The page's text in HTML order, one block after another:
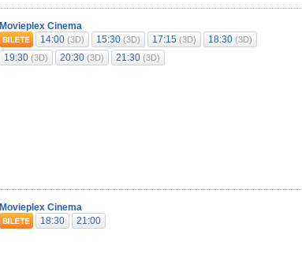
Movieplex Cinema
14:00(3D) 15:30(3D) 17:15(3D) 18:30(3D)
19:30(3D) 20:30(3D) 21:30(3D)
Movieplex Cinema
18:30
21:00